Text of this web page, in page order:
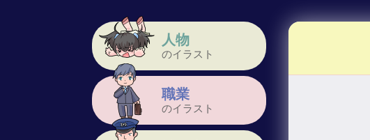
人物
のイラスト
職業
のイラスト